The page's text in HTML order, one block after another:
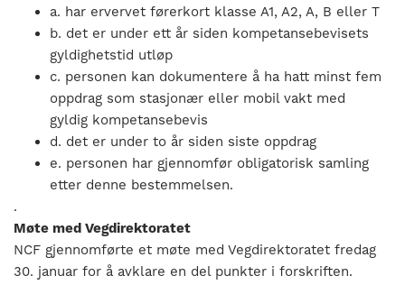
a. har ervervet førerkort klasse A1, A2, A, B eller T
b. det er under ett år siden kompetansebevisets
gyldighetstid utløp
c. personen kan dokumentere å ha hatt minst fem
oppdrag som stasjonær eller mobil vakt med
gyldig kompetansebevis
d. det er under to år siden siste oppdrag
e. personen har gjennomfør obligatorisk samling
etter denne bestemmelsen.
.
Møte med Vegdirektoratet
NCF gjennomførte et møte med Vegdirektoratet fredag
30. januar for å avklare en del punkter i forskriften.